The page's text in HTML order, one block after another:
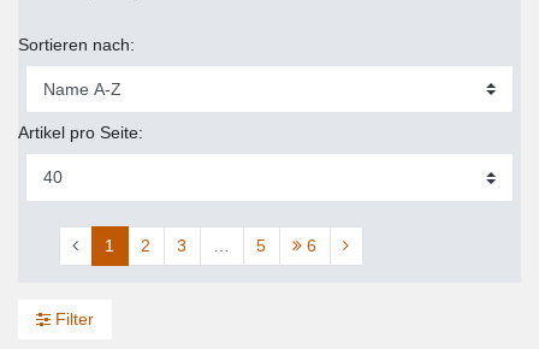
Sortieren nach:
Artikel pro Seite:
1 2 3 5 6
Filter